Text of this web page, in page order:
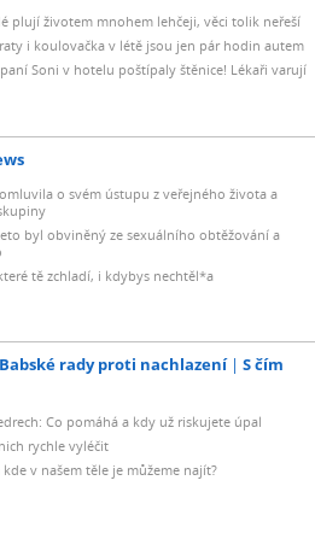
plují životem mnohem lehčeji, věci tolik neřeší
i koulovačka v létě jsou jen pár hodin autem
Soni v hotelu poštípaly štěnice! Lékaři varují
o svém ústupu z veřejného života a
byl obviněný ze sexuálního obtěžování a
tě zchladí, i kdybys nechtěl*a
Babské rady proti nachlazení
S čím
Co pomáhá a kdy už riskujete úpal
rychle vyléčit
v našem těle je můžeme najít?